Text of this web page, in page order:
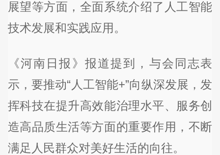
展望等方面，全面系统介绍了人工智能
技术发展和实践应用。
《河南日报》报道提到，与会同志表
示，要推动“人工智能+”向纵深发展，发
挥科技在提升高效能治理水平、服务创
造高品质生活等方面的重要作用，不断
满足人民群众对美好生活的向往。